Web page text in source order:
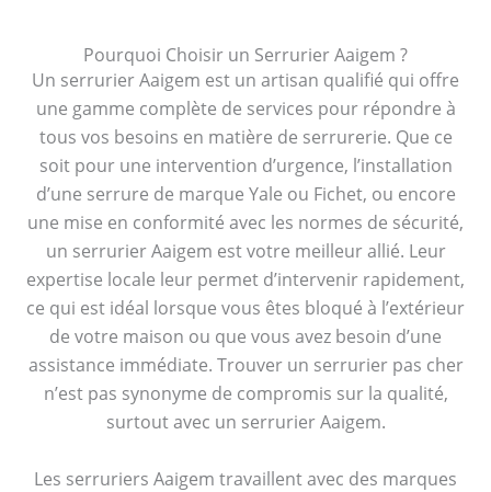
Pourquoi Choisir un Serrurier Aaigem ?
Un serrurier Aaigem est un artisan qualifié qui offre
une gamme complète de services pour répondre à
tous vos besoins en matière de serrurerie. Que ce
soit pour une intervention d’urgence, l’installation
d’une serrure de marque Yale ou Fichet, ou encore
une mise en conformité avec les normes de sécurité,
un serrurier Aaigem est votre meilleur allié. Leur
expertise locale leur permet d’intervenir rapidement,
ce qui est idéal lorsque vous êtes bloqué à l’extérieur
de votre maison ou que vous avez besoin d’une
assistance immédiate. Trouver un serrurier pas cher
n’est pas synonyme de compromis sur la qualité,
surtout avec un serrurier Aaigem.
Les serruriers Aaigem travaillent avec des marques